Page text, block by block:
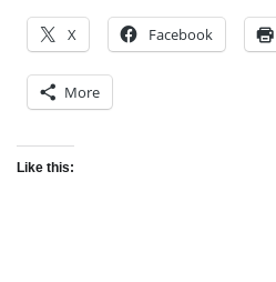
X Facebook
More
Like this: